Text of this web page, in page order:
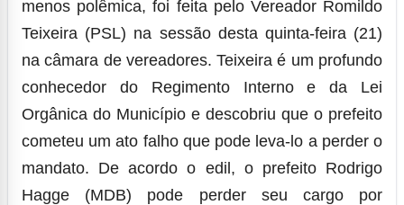
menos polêmica, foi feita pelo Vereador Romildo
Teixeira (PSL) na sessão desta quinta-feira (21)
na câmara de vereadores. Teixeira é um profundo
conhecedor do Regimento Interno e da Lei
Orgânica do Município e descobriu que o prefeito
cometeu um ato falho que pode leva-lo a perder o
mandato. De acordo o edil, o prefeito Rodrigo
Hagge (MDB) pode perder seu cargo por